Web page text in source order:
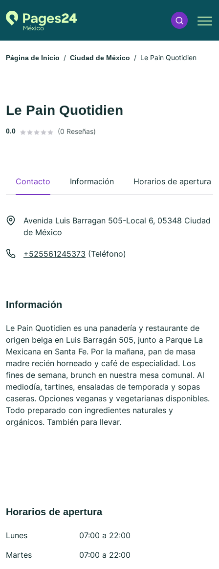
Página de Inicio Ciudad de México Le Pain Quotidien
Le Pain Quotidien
0.0 (0 Reseñas)
Contacto Información Horarios de apertura
Avenida Luis Barragan 505-Local 6, 05348 Ciudad
de México
+525561245373 (Teléfono)
Información
Le Pain Quotidien es una panadería y restaurante de
origen belga en Luis Barragán 505, junto a Parque La
Mexicana en Santa Fe. Por la mañana, pan de masa
madre recién horneado y café de especialidad. Los
fines de semana, brunch en nuestra mesa comunal. Al
mediodía, tartines, ensaladas de temporada y sopas
caseras. Opciones veganas y vegetarianas disponibles.
Todo preparado con ingredientes naturales y
orgánicos. También para llevar.
Horarios de apertura
Lunes
07:00 a 22:00
Martes
07:00 a 22:00